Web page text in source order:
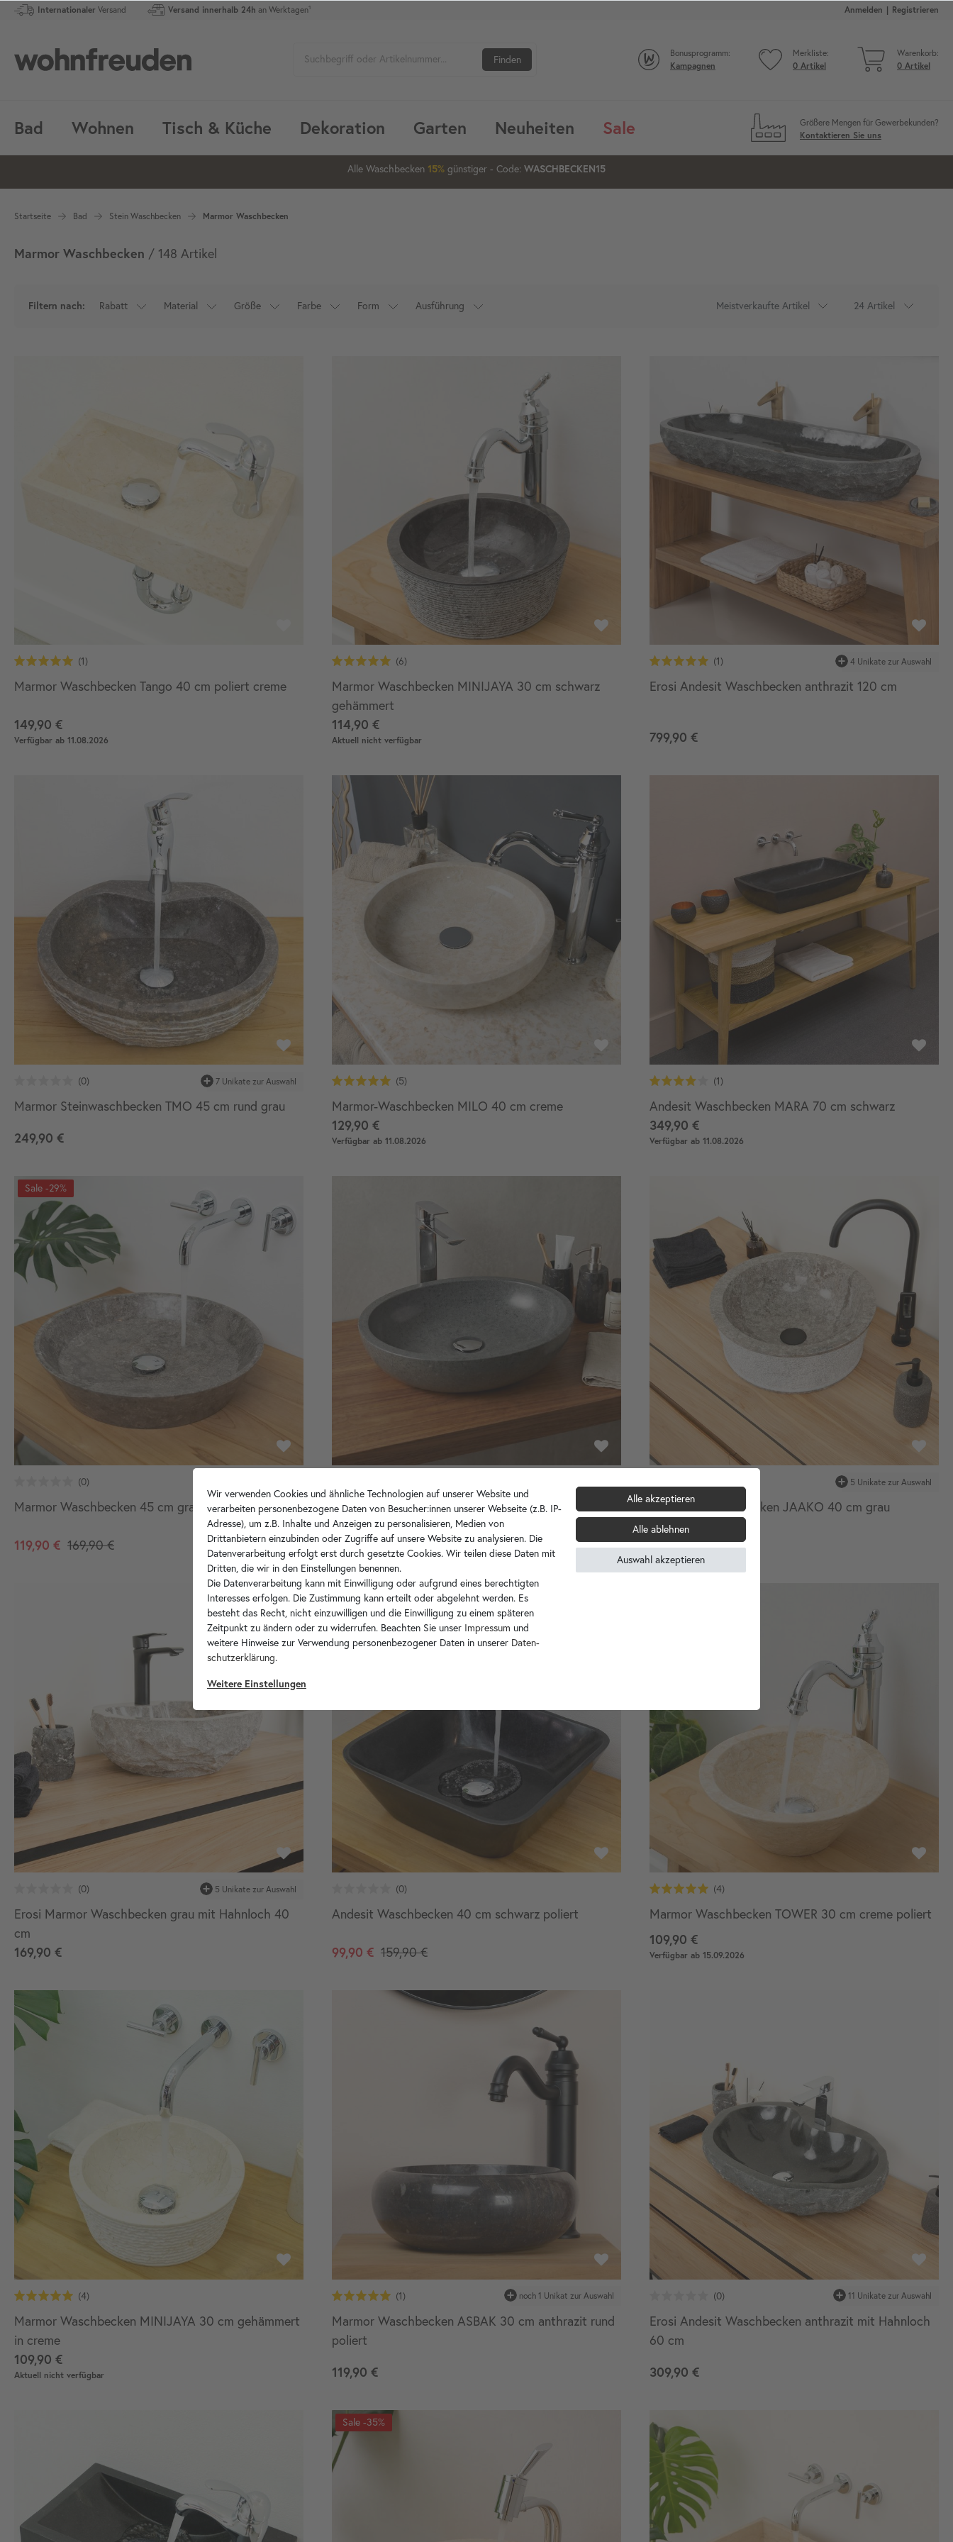
Internationaler Versand Versand innerhalb 24h an Werktagen¹ Anmelden Registrieren
Bonusprogramm:
Kampagnen
Merkliste:
0 Artikel
Warenkorb:
0 Artikel
Finden
Bad Wohnen Tisch & Küche Dekoration Garten Neuheiten Sale
Größere Mengen für Gewerbekunden?
Kontaktieren Sie uns
2 03 25 00
15%
Waschbecken ab 80 cm20%günstiger- Code:XXL-20
Startseite Bad Stein Waschbecken Marmor Waschbecken
Marmor Waschbecken / 148 Artikel
Rabatt Material Größe Farbe Form Ausführung
Marmor Waschbecken Tango 40 cm poliert creme
149,90 €
Verfügbar ab 11.08.2026
Marmor Waschbecken MINIJAYA 30 cm schwarz
gehämmert
114,90 €
Aktuell nicht verfügbar
Erosi Andesit Waschbecken anthrazit 120 cm
799,90 €
Marmor Steinwaschbecken TMO 45 cm rund grau
249,90 €
Marmor-Waschbecken MILO 40 cm creme
129,90 €
Verfügbar ab 11.08.2026
Andesit Waschbecken MARA 70 cm schwarz
349,90 €
Verfügbar ab 11.08.2026
-29%
Marmor Waschbecken 45 cm grau
119,90 € 169,90 €
Andesit Steinwaschbecken MARA 50 cm poliert
grau oval
269,90 €
Marmor - Waschbecken JAAKO 40 cm grau
159,90 €
5 Unikate zur Auswahl
Erosi Marmor Waschbecken grau mit Hahnloch 40
cm
169,90 €
-37%
Andesit Waschbecken 40 cm schwarz poliert
99,90 € 159,90 €
Marmor Waschbecken TOWER 30 cm creme poliert
109,90 €
Verfügbar ab 15.09.2026
Marmor Waschbecken MINIJAYA 30 cm gehämmert
in creme
109,90 €
Aktuell nicht verfügbar
Marmor Waschbecken ASBAK 30 cm anthrazit rund
poliert
119,90 €
11 Unikate zur Auswahl
Erosi Andesit Waschbecken anthrazit mit Hahnloch
60 cm
309,90 €
-35%
Wir verwenden Cookies und ähnliche Technologien auf unserer Website und
verarbeiten personenbezogene Daten von Besucher:innen unserer Webseite (z.B. IP-
Adresse), um z.B. Inhalte und Anzeigen zu personalisieren, Medien von
Drittanbietern einzubinden oder Zugriffe auf unsere Website zu analysieren. Die
Datenverarbeitung erfolgt erst durch gesetzte Cookies. Wir teilen diese Daten mit
Dritten, die wir in den Einstellungen benennen.
Die Datenverarbeitung kann mit Einwilligung oder aufgrund eines berechtigten
Interesses erfolgen. Die Zustimmung kann erteilt oder abgelehnt werden. Es
besteht das Recht, nicht einzuwilligen und die Einwilligung zu einem späteren
Zeitpunkt zu ändern oder zu widerrufen. Beachten Sie unser Impressum und
weitere Hinweise zur Verwendung personenbezogener Daten in unserer Daten­
schutz­erklärung.
Weitere Einstellungen
Alle akzeptieren
Alle ablehnen
Auswahl akzeptieren